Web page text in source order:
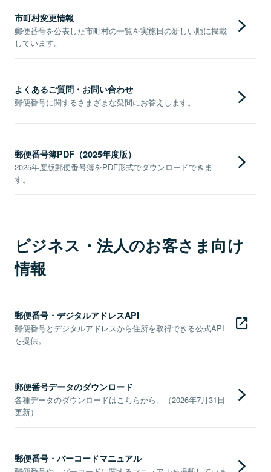
市町村変更情報
郵便番号を公表した市町村の一覧を実施日の新しい順に掲載
しています。
よくあるご質問・お問い合わせ
郵便番号に関するさまざまな疑問にお答えします。
郵便番号簿PDF（2025年度版）
2025年度版郵便番号簿をPDF形式でダウンロードできま
す。
ビジネス・法人のお客さま向け
情報
郵便番号・デジタルアドレスAPI
郵便番号とデジタルアドレスから住所を取得できる公式API
を提供。
郵便番号データのダウンロード
各種データのダウンロードはこちらから。（2026年7月31日
更新）
郵便番号・バーコードマニュアル